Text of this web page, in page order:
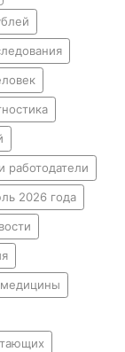
работодатели
2026 года
медицины